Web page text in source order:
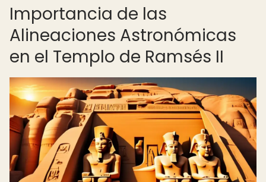
Importancia de las
Alineaciones Astronómicas
en el Templo de Ramsés II